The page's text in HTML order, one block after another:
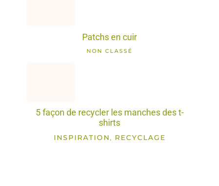
Patchs en cuir
NON CLASSÉ
5 façon de recycler les manches des t-
shirts
INSPIRATION , RECYCLAGE